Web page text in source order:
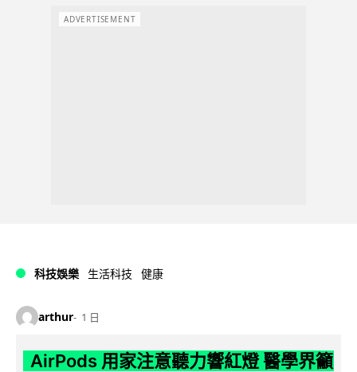
ADVERTISEMENT
科技娛樂 生活科技 健康
arthur 1 日
AirPods 用家注意聽力響紅燈 醫學界籲